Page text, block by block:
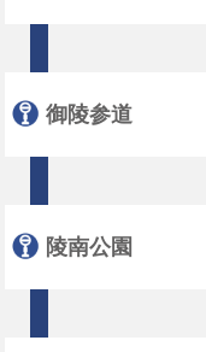
御陵参道
陵南公園